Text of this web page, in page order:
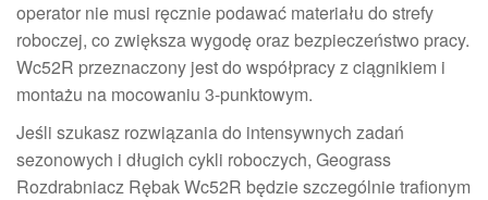
operator nie musi ręcznie podawać materiału do strefy
roboczej, co zwiększa wygodę oraz bezpieczeństwo pracy.
Wc52R przeznaczony jest do współpracy z ciągnikiem i
montażu na mocowaniu 3-punktowym.
Jeśli szukasz rozwiązania do intensywnych zadań
sezonowych i długich cykli roboczych, Geograss
Rozdrabniacz Rębak Wc52R będzie szczególnie trafionym